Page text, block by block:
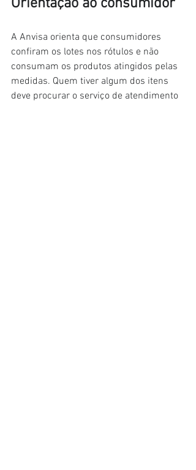
Orientação ao consumidor
A Anvisa orienta que consumidores
confiram os lotes nos rótulos e não
consumam os produtos atingidos pelas
medidas. Quem tiver algum dos itens
deve procurar o serviço de atendimento